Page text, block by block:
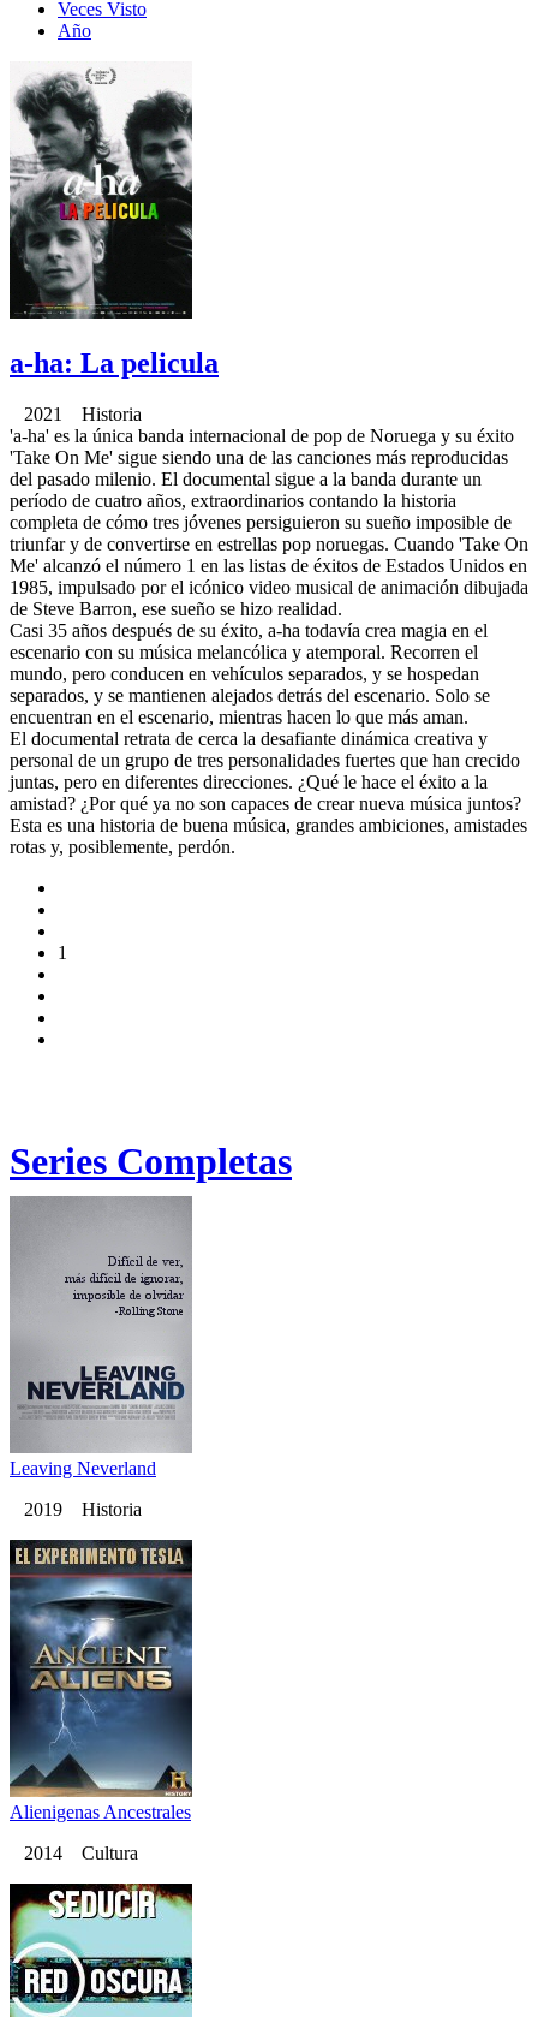
Veces Visto
Año
a-ha: La pelicula
2021 Historia
'a-ha' es la única banda internacional de pop de Noruega y su éxito
'Take On Me' sigue siendo una de las canciones más reproducidas
del pasado milenio. El documental sigue a la banda durante un
período de cuatro años, extraordinarios contando la historia
completa de cómo tres jóvenes persiguieron su sueño imposible de
triunfar y de convertirse en estrellas pop noruegas. Cuando 'Take On
Me' alcanzó el número 1 en las listas de éxitos de Estados Unidos en
1985, impulsado por el icónico video musical de animación dibujada
de Steve Barron, ese sueño se hizo realidad.
Casi 35 años después de su éxito, a-ha todavía crea magia en el
escenario con su música melancólica y atemporal. Recorren el
mundo, pero conducen en vehículos separados, y se hospedan
separados, y se mantienen alejados detrás del escenario. Solo se
encuentran en el escenario, mientras hacen lo que más aman.
El documental retrata de cerca la desafiante dinámica creativa y
personal de un grupo de tres personalidades fuertes que han crecido
juntas, pero en diferentes direcciones. ¿Qué le hace el éxito a la
amistad? ¿Por qué ya no son capaces de crear nueva música juntos?
Esta es una historia de buena música, grandes ambiciones, amistades
rotas y, posiblemente, perdón.
1
Series Completas
Leaving Neverland
2019 Historia
Alienigenas Ancestrales
2014 Cultura